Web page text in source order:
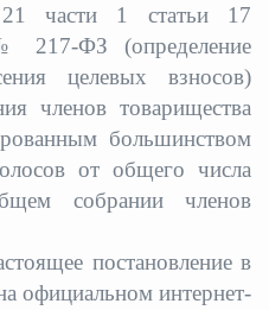
части 1 статьи 17
217-ФЗ (определение
целевых взносов)
членов товарищества
большинством
от общего числа
собрании членов
постановление в
официальном интернет-